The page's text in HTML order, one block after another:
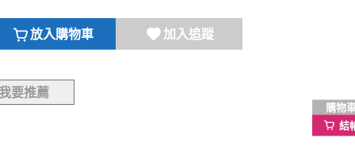
放入購物車 加入追蹤
要推薦
購物
結